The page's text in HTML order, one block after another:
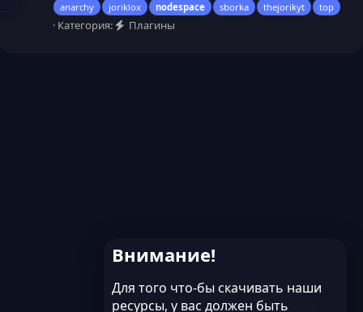
anarchy joriklox nodespace sborka thejorikyt top
Категория: Плагины
Внимание!
Для того что-бы скачивать наши
ресурсы, у вас должен быть